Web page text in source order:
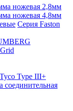
ножевая 2,8мм
ножевая 4,8мм
Серия Faston
Type III+
соединительная